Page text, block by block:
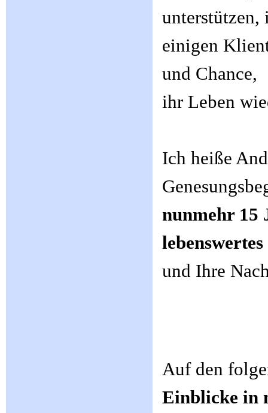
unterstützen,
einigen
und Chance,
ihr Leben
Ich heiße
nunmehr 15
und Ihre
Auf den
Einblicke in